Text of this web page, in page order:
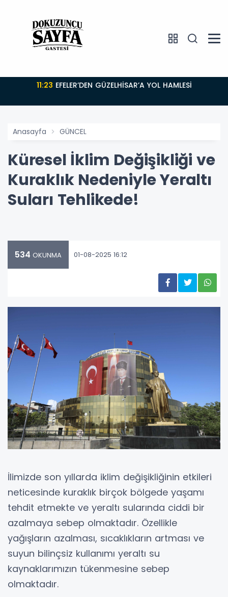
11:23 EFELER’DEN GÜZELHİSAR’A YOL HAMLESİ
Anasayfa GÜNCEL
Küresel İklim Değişikliği ve
Kuraklık Nedeniyle Yeraltı
Suları Tehlikede!
534 OKUNMA 01-08-2025 16:12
İlimizde son yıllarda iklim değişikliğinin etkileri
neticesinde kuraklık birçok bölgede yaşamı
tehdit etmekte ve yeraltı sularında ciddi bir
azalmaya sebep olmaktadır. Özellikle
yağışların azalması, sıcaklıkların artması ve
suyun bilinçsiz kullanımı yeraltı su
kaynaklarımızın tükenmesine sebep
olmaktadır.